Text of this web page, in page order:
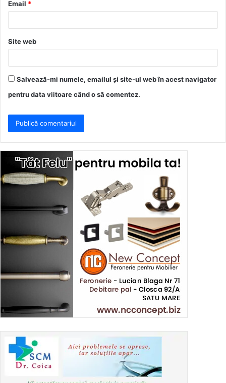
*
Email *
Site web
Salvează-mi numele, emailul și site-ul web în acest navigator
pentru data viitoare când o să comentez.